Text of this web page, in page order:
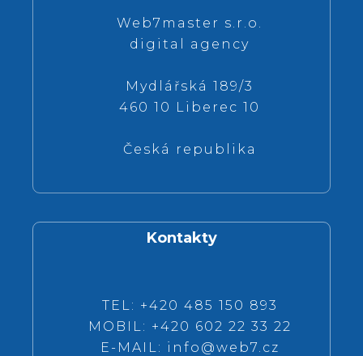
Web7master s.r.o.
digital agency
Mydlářská 189/3
460 10 Liberec 10
Česká republika
Kontakty
TEL: +420 485 150 893
MOBIL: +420 602 22 33 22
E-MAIL: info@web7.cz